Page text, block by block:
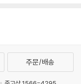
주문/배송